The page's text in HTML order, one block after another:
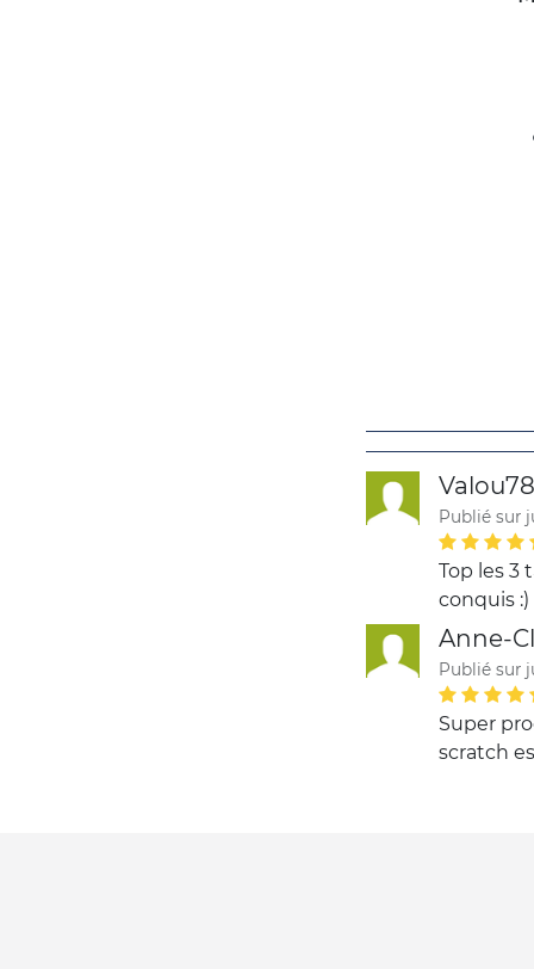
Valou78
Publié sur
Top les 3
conquis :)
Anne-
Publié sur
Super
scratch